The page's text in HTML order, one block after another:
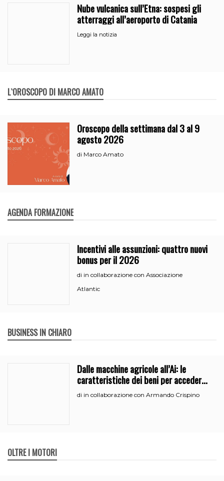
Nube vulcanica sull’Etna: sospesi gli
atterraggi all’aeroporto di Catania
Leggi la notizia
L`OROSCOPO DI MARCO AMATO
Oroscopo della settimana dal 3 al 9
agosto 2026
di Marco Amato
AGENDA FORMAZIONE
Incentivi alle assunzioni: quattro nuovi
bonus per il 2026
di in collaborazione con Associazione
Atlantic
BUSINESS IN CHIARO
Dalle macchine agricole all’Ai: le
caratteristiche dei beni per accedere
all’iperammortamento
di in collaborazione con Armando Crispino
OLTRE I MOTORI